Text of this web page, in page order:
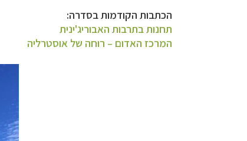
הכתבות הקודמות בסדרה:
תחנות בתרבות האבוריג'ינית
המרכז האדום – רוחה של אוסטרליה